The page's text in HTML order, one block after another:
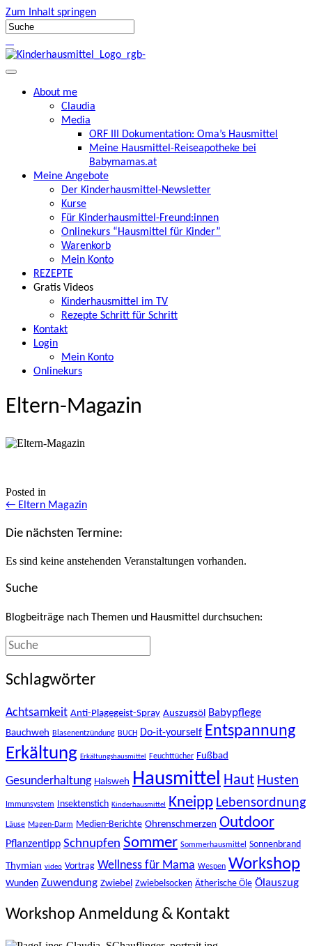
Zum Inhalt springen
About me
Claudia
Media
ORF III Dokumentation: Oma’s Hausmittel
Meine Hausmittel-Reiseapotheke bei
Babymamas.at
Meine Angebote
Der Kinderhausmittel-Newsletter
Kurse
Für Kinderhausmittel-Freund:innen
Onlinekurs “Hausmittel für Kinder”
Warenkorb
Mein Konto
REZEPTE
Gratis Videos
Kinderhausmittel im TV
Rezepte Schritt für Schritt
Kontakt
Login
Mein Konto
Onlinekurs
Eltern-Magazin
Posted in
Posts
navigation
← Eltern Magazin
Die nächsten Termine:
Es sind keine anstehenden Veranstaltungen vorhanden.
Suche
Blogbeiträge nach Themen und Hausmittel durchsuchen:
Schlagwörter
Achtsamkeit Anti-Plagegeist-Spray Auszugsöl Babypflege
Bauchweh Blasenentzündung BUCH Do-it-yourself Entspannung
Erkältung Erkältungshausmittel Feuchttücher Fußbad
Gesunderhaltung Halsweh Hausmittel Haut Husten
Immunsystem Insektenstich Kinderhausmittel Kneipp Lebensordnung
Läuse Magen-Darm Medien-Berichte Ohrenschmerzen Outdoor
Pflanzentipp Schnupfen Sommer Sommerhausmittel Sonnenbrand
Thymian video Vortrag Wellness für Mama Wespen Workshop
Wunden Zuwendung Zwiebel Zwiebelsocken Ätherische Öle Ölauszug
Workshop Anmeldung & Kontakt